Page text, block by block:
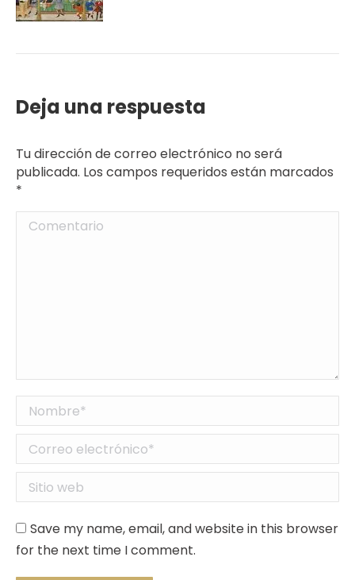
Deja una respuesta
Tu dirección de correo electrónico no será
publicada. Los campos requeridos están marcados
*
Comentario
Nombre *
Correo electrónico *
Sitio web
Save my name, email, and website in this browser
for the next time I comment.